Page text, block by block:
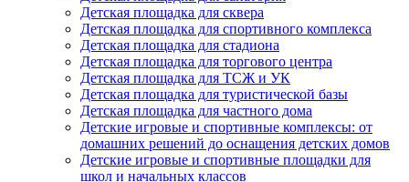
Детская площадка для сквера
Детская площадка для спортивного комплекса
Детская площадка для стадиона
Детская площадка для торгового центра
Детская площадка для ТСЖ и УК
Детская площадка для туристической базы
Детская площадка для частного дома
Детские игровые и спортивные комплексы: от
домашних решений до оснащения детских домов
Детские игровые и спортивные площадки для
школ и начальных классов